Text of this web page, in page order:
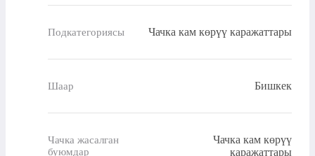
Подкатегориясы Чачка кам көрүү каражаттары
Шаар Бишкек
Чачка жасалган
буюмдар
Чачка кам көрүү
каражаттары